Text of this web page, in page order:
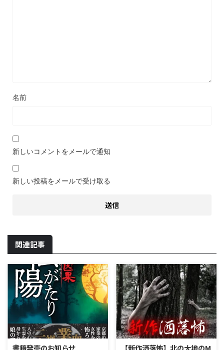
名前
新しいコメントをメールで通知
新しい投稿をメールで受け取る
関連記事
書籍発売のお知らせ 【新作洒落怖】北の大地のM